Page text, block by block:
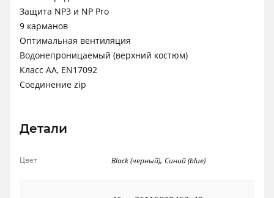
Защита NP3 и NP Pro
9 карманов
Оптимальная вентиляция
Водонепроницаемый (верхний костюм)
Класс АА, EN17092
Соединение zip
Детали
Цвет Black (черный), Синий (blue)